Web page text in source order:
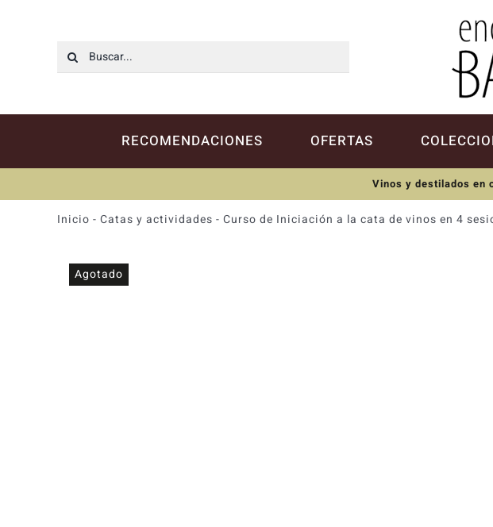
Buscar:
RECOMENDACIONES OFERTAS
Vinos y destilados en
Inicio - Catas y actividades - Curso de Iniciación a la cata de vinos en 4
Agotado